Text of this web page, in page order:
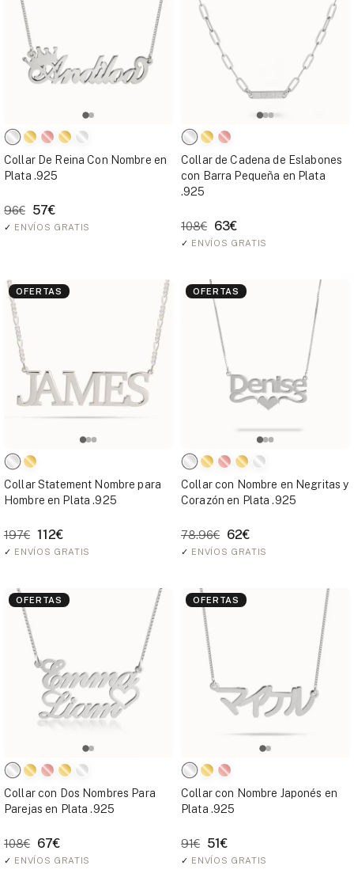
Collar De Reina Con Nombre en
Plata .925
96€ 57€
✓ ENVÍOS GRATIS
Collar de Cadena de Eslabones
con Barra Pequeña en Plata
.925
108€ 63€
✓ ENVÍOS GRATIS
OFERTAS
Collar Statement Nombre para
Hombre en Plata .925
197€ 112€
✓ ENVÍOS GRATIS
OFERTAS
Collar con Nombre en Negritas y
Corazón en Plata .925
78.96€ 62€
✓ ENVÍOS GRATIS
OFERTAS
Collar con Dos Nombres Para
Parejas en Plata .925
108€ 67€
✓ ENVÍOS GRATIS
OFERTAS
Collar con Nombre Japonés en
Plata .925
91€ 51€
✓ ENVÍOS GRATIS